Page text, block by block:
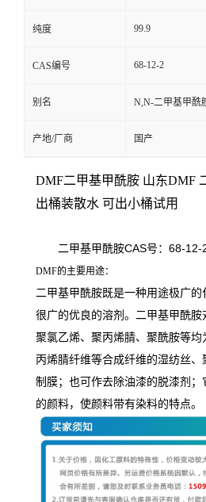
纯度 99.9
CAS编号 68-12-2
别名 N,N-二甲基甲酰
产地/厂商 国产
DMF二甲基甲酰胺 山东DMF
出桶装散水 可出小桶试用
二甲基甲酰胺CAS号：68-12-
DMF的主要用途：
二甲基甲酰胺既是一种用途极广
很广的优良的溶剂。二甲基甲酰胺
聚氯乙烯、聚丙烯腈、聚酰胺等
丙烯腈纤维等合成纤维的湿纺丝
制膜；也可作去除油漆的脱漆剂
的颜料，使颜料带有染料的特点。